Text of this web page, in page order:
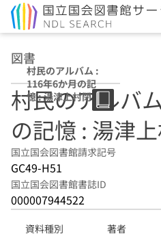
図書
村民のアルバム :
116年6か月の記
憶 : 湯津上村閉村
記念誌
村民のアルバ
の記憶 : 湯津
国立国会図書館請求記号
GC49-H51
国立国会図書館書誌ID
000007944522
資料種別 著者